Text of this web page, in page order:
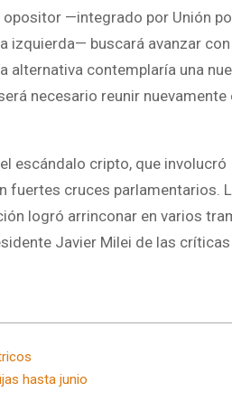
—integrado por Unión
izquierda— buscará avanzar
alternativa contemplaría una
necesario reunir nuevamente
escándalo cripto, que involucró
fuertes cruces parlamentarios.
logró arrinconar en varios
Javier Milei de las
hasta junio